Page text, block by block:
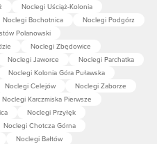
Noclegi Uściąż-Kolonia
Noclegi Bochotnica
Noclegi Podgórz
Polanowski
Noclegi Zbędowice
Noclegi Jaworce
Noclegi Parchatka
Noclegi Kolonia Góra Puławska
Noclegi Celejów
Noclegi Zaborze
Noclegi Karczmiska Pierwsze
Noclegi Przyłęk
Noclegi Chotcza Górna
Noclegi Bałtów